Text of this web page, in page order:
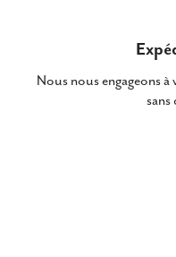
Nous nous engageons
sans